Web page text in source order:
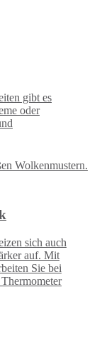
gibt es
oder
sich auch
auf. Mit
Sie bei